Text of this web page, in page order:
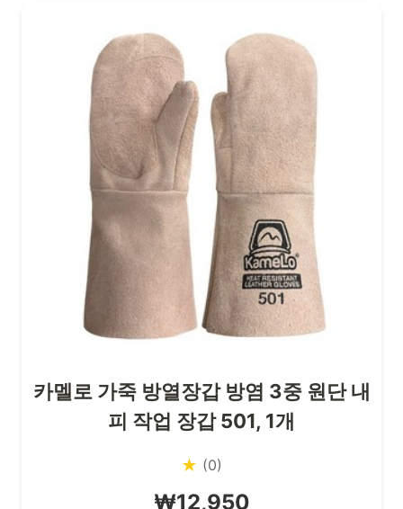
카멜로 가죽 방열장갑 방염 3중 원단 내
피 작업 장갑 501, 1개
★ (0)
₩12,950